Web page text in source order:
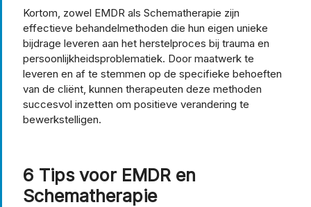
Kortom, zowel EMDR als Schematherapie zijn
effectieve behandelmethoden die hun eigen unieke
bijdrage leveren aan het herstelproces bij trauma en
persoonlijkheidsproblematiek. Door maatwerk te
leveren en af te stemmen op de specifieke behoeften
van de cliënt, kunnen therapeuten deze methoden
succesvol inzetten om positieve verandering te
bewerkstelligen.
6 Tips voor EMDR en
Schematherapie